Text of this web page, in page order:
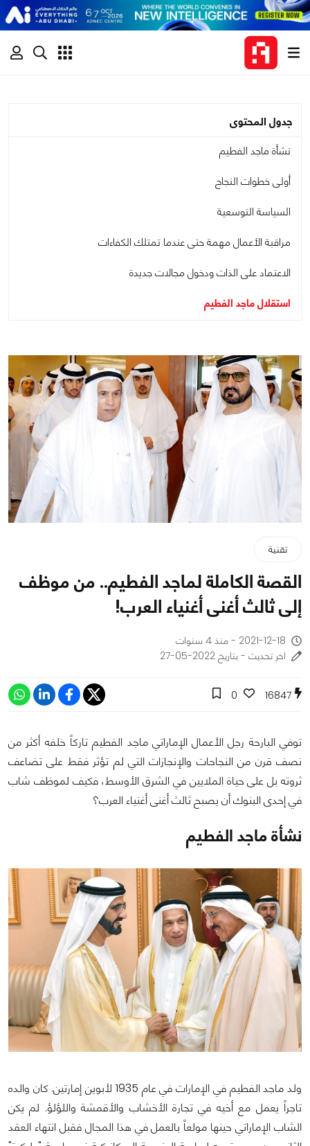
جدول المحتوى
نشأة ماجد الفطيم
أولى خطوات النجاح
السياسة التوسعية
مراقبة الأعمال مهمة حتى عندما تمتلك الكفاءات
الاعتماد على الذات ودخول مجالات جديدة
استقلال ماجد الفطيم
تقنية
القصة الكاملة لماجد الفطيم.. من موظف
إلى ثالث أغنى أغنياء العرب!
2021-12-18 - منذ 4 سنوات
اخر تحديث - بتاريخ 2022-05-27
16847
0
توفي البارحة رجل الأعمال الإماراتي ماجد الفطيم تاركاً خلفه أكثر من
نصف قرن من النجاحات والإنجازات التي لم تؤثر فقط على تضاعف
ثروته بل على حياة الملايين في الشرق الأوسط، فكيف لموظف شاب
في إحدى البنوك أن يصبح ثالث أغنى أغنياء العرب؟
نشأة ماجد الفطيم
ولد ماجد الفطيم في الإمارات في عام 1935 لأبوين إمارتين. كان والده
تاجراً يعمل مع أخيه في تجارة الأخشاب والأقمشة واللؤلؤ. لم يكن
الشاب الإماراتي حينها مولعاً بالعمل في هذا المجال فقبل انتهاء العقد